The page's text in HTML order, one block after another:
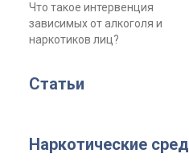
Что такое интервенция
зависимых от алкоголя и
наркотиков лиц?
Статьи
Наркотические